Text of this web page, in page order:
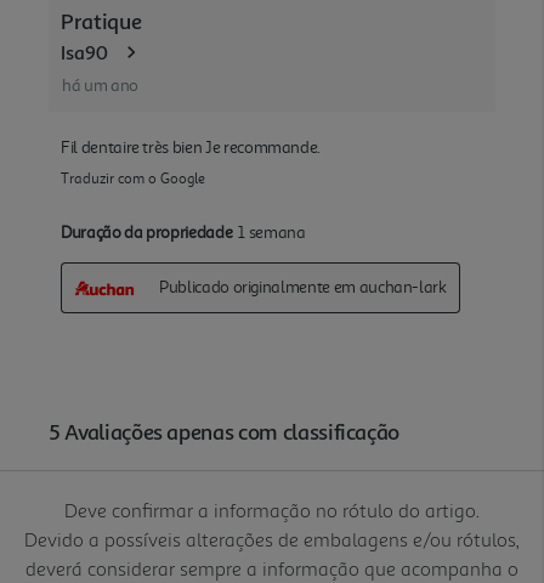
Deve confirmar a informação no rótulo do artigo.
Devido a possíveis alterações de embalagens e/ou rótulos,
deverá considerar sempre a informação que acompanha o